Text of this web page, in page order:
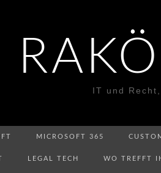
IT und
MICROSOFT 365
LEGAL TECH WO TREFFT